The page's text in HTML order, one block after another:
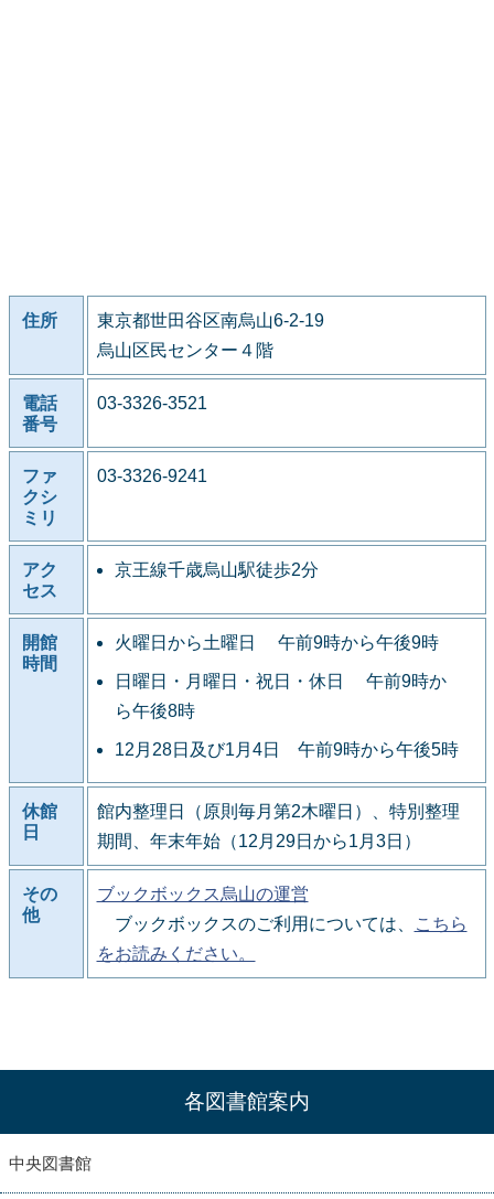
住所
東京都世田谷区南烏山6-2-19
烏山区民センター４階
電話
番号
03-3326-3521
ファ
クシ
ミリ
03-3326-9241
アク
セス
京王線千歳烏山駅徒歩2分
開館
時間
火曜日から土曜日 午前9時から午後9時
日曜日・月曜日・祝日・休日 午前9時か
ら午後8時
12月28日及び1月4日 午前9時から午後5時
休館
日
館内整理日（原則毎月第2木曜日）、特別整理
期間、年末年始（12月29日から1月3日）
その
他
ブックボックス烏山の運営
ブックボックスのご利用については、
こちら
をお読みください。
各図書館案内
中央図書館